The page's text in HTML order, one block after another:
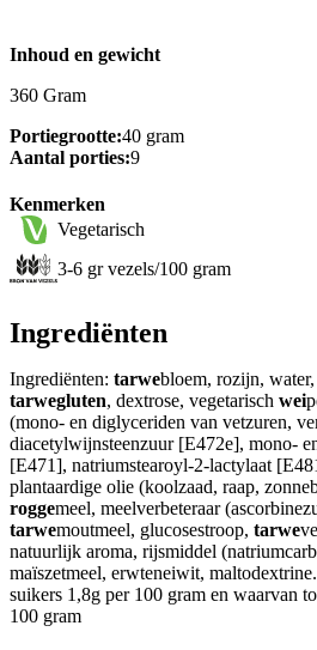
Inhoud en gewicht
360 Gram
Portiegrootte:40 gram
Aantal porties:9
Kenmerken
Vegetarisch
3-6 gr vezels/100 gram
Ingrediënten
Ingrediënten: tarwebloem, rozijn,
tarwegluten, dextrose, vegetarisch wei
(mono- en diglyceriden van vetzuren,
diacetylwijnsteenzuur [E472e], mono-
[E471], natriumstearoyl-2-lactylaat
plantaardige olie (koolzaad, raap,
roggemeel, meelverbeteraar
tarwemoutmeel, glucosestroop, tarwe
natuurlijk aroma, rijsmiddel
maïszetmeel, erwteneiwit,
suikers 1,8g per 100 gram en waarvan
100 gram